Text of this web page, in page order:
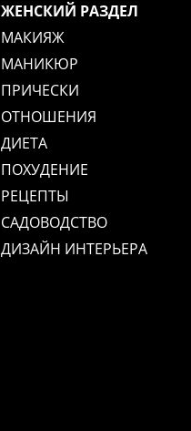
ЖЕНСКИЙ РАЗДЕЛ
МАКИЯЖ
МАНИКЮР
ПРИЧЕСКИ
ОТНОШЕНИЯ
ДИЕТА
ПОХУДЕНИЕ
РЕЦЕПТЫ
САДОВОДСТВО
ДИЗАЙН ИНТЕРЬЕРА